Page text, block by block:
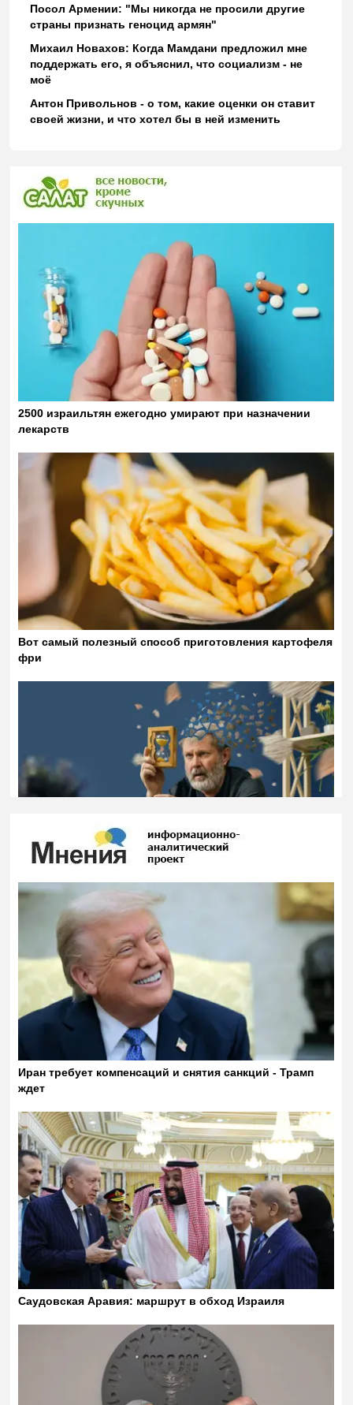
Посол Армении: "Мы никогда не просили другие
страны признать геноцид армян"
Михаил Новахов: Когда Мамдани предложил мне
поддержать его, я объяснил, что социализм - не
моё
Антон Привольнов - о том, какие оценки он ставит
своей жизни, и что хотел бы в ней изменить